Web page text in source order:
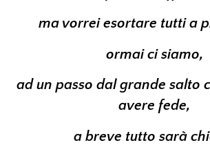
ma vorrei esortare tutti a
ormai ci siamo,
ad un passo dal grande salto
avere fede,
a breve tutto sarà